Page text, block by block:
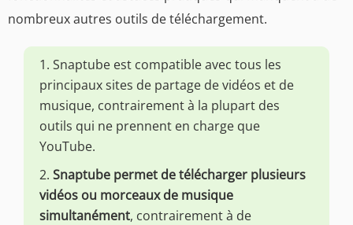
nombreux autres outils de téléchargement.
1. Snaptube est compatible avec tous les
principaux sites de partage de vidéos et de
musique, contrairement à la plupart des
outils qui ne prennent en charge que
YouTube.
2. Snaptube permet de télécharger plusieurs
vidéos ou morceaux de musique
simultanément, contrairement à de